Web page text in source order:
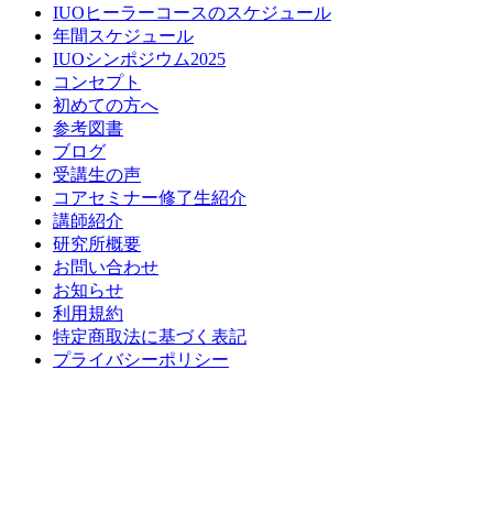
IUOヒーラーコースのスケジュール
年間スケジュール
IUOシンポジウム2025
コンセプト
初めての方へ
参考図書
ブログ
受講生の声
コアセミナー修了生紹介
講師紹介
研究所概要
お問い合わせ
お知らせ
利用規約
特定商取法に基づく表記
プライバシーポリシー